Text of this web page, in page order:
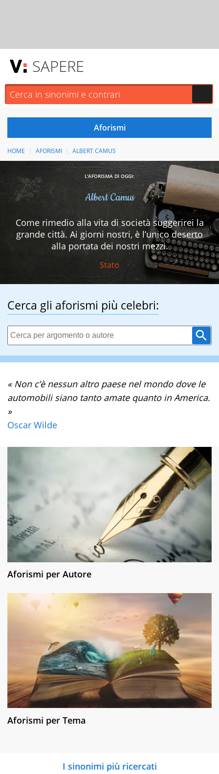
SAPERE
HOME AFORISMI ALBERT CAMUS
L'AFORISMA DI OGGI:
Albert Camus
Come rimedio alla vita di società suggerirei la
grande città. Ai giorni nostri, è l’unico deserto
alla portata dei nostri mezzi.
Stato
Cerca gli aforismi più celebri:
« Non c’è nessun altro paese nel mondo dove le
automobili siano tanto amate quanto in America.
»
Oscar Wilde
Aforismi per Autore
Aforismi per Tema
I sinonimi più ricercati